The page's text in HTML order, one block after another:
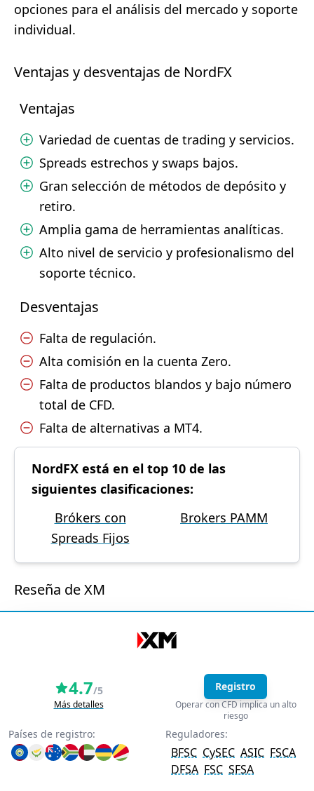
opciones para el análisis del mercado y soporte
individual.
Ventajas y desventajas de NordFX
Ventajas
Variedad de cuentas de trading y servicios.
Spreads estrechos y swaps bajos.
Gran selección de métodos de depósito y
retiro.
Amplia gama de herramientas analíticas.
Alto nivel de servicio y profesionalismo del
soporte técnico.
Desventajas
Falta de regulación.
Alta comisión en la cuenta Zero.
Falta de productos blandos y bajo número
total de CFD.
Falta de alternativas a MT4.
NordFX está en el top 10 de las
siguientes clasificaciones:
Brókers con
Spreads Fijos
Brokers PAMM
Reseña de XM
4.7/5
Más detalles
Registro
Operar con CFD implica un alto
riesgo
Países de registro: Reguladores:
BFSC CySEC ASIC FSCA
DFSA FSC SFSA